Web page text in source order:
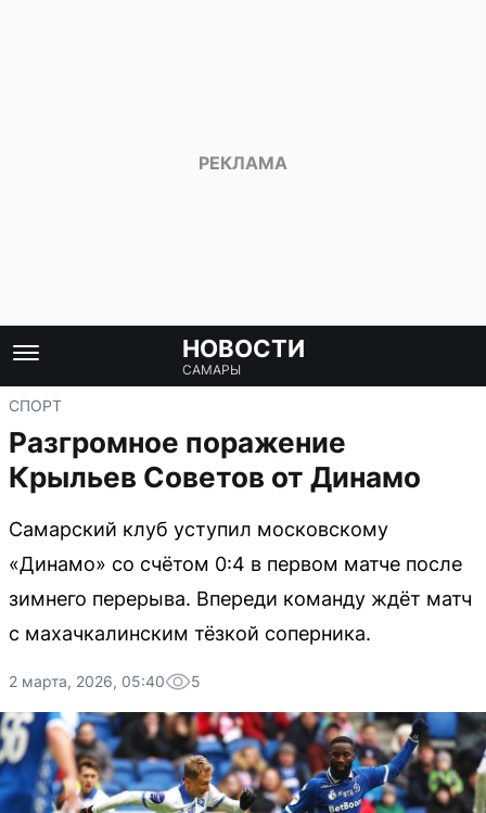
НОВОСТИ
САМАРЫ
СПОРТ
Разгромное поражение
Крыльев Советов от Динамо
Самарский клуб уступил московскому
«Динамо» со счётом 0:4 в первом матче после
зимнего перерыва. Впереди команду ждёт матч
с махачкалинским тёзкой соперника.
2 марта, 2026, 05:40 5